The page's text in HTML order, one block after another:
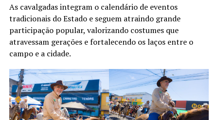
As cavalgadas integram o calendário de eventos
tradicionais do Estado e seguem atraindo grande
participação popular, valorizando costumes que
atravessam gerações e fortalecendo os laços entre o
campo e a cidade.